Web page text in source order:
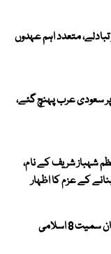
متعدد اہم عہدوں
سعودی عرب پہنچ گئے،
شہباز شریف کے نام،
کے عزم کا اظہار
غزہ میں اسرائیلی کارروائیوں پر پاکستان سمیت 8 اسلامی